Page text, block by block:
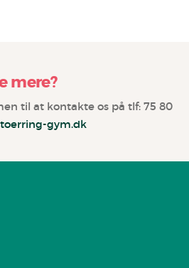
mere?
til at kontakte os på tlf: 75 80
gym.dk